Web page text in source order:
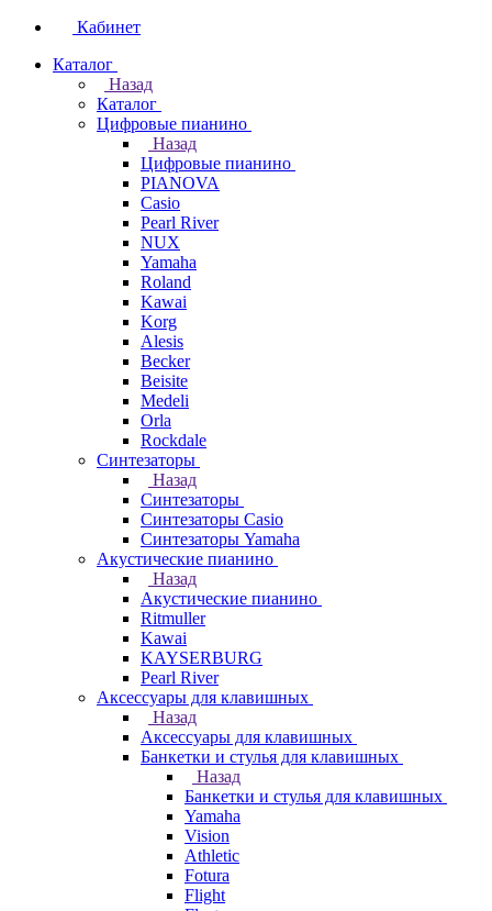
Кабинет
Каталог
Назад
Каталог
Цифровые пианино
Назад
Цифровые пианино
PIANOVA
Casio
Pearl River
NUX
Yamaha
Roland
Kawai
Korg
Alesis
Becker
Beisite
Medeli
Orla
Rockdale
Синтезаторы
Назад
Синтезаторы
Синтезаторы Casio
Синтезаторы Yamaha
Акустические пианино
Назад
Акустические пианино
Ritmuller
Kawai
KAYSERBURG
Pearl River
Аксессуары для клавишных
Назад
Аксессуары для клавишных
Банкетки и стулья для клавишных
Назад
Банкетки и стулья для клавишных
Yamaha
Vision
Athletic
Fotura
Flight